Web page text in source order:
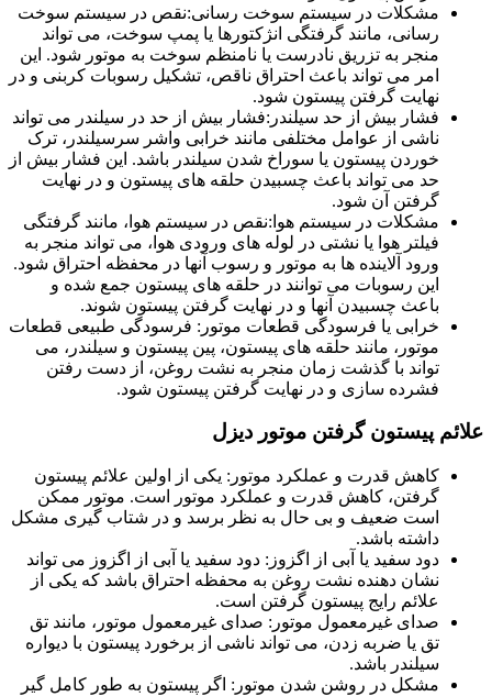
مشکلات در سیستم سوخت رسانی:نقص در سیستم سوخت
رسانی، مانند گرفتگی انژکتورها یا پمپ سوخت، می تواند
منجر به تزریق نادرست یا نامنظم سوخت به موتور شود. این
امر می تواند باعث احتراق ناقص، تشکیل رسوبات کربنی و در
نهایت گرفتن پیستون شود.
فشار بیش از حد سیلندر:فشار بیش از حد در سیلندر می تواند
ناشی از عوامل مختلفی مانند خرابی واشر سرسیلندر، ترک
خوردن پیستون یا سوراخ شدن سیلندر باشد. این فشار بیش از
حد می تواند باعث چسبیدن حلقه های پیستون و در نهایت
گرفتن آن شود.
مشکلات در سیستم هوا:نقص در سیستم هوا، مانند گرفتگی
فیلتر هوا یا نشتی در لوله های ورودی هوا، می تواند منجر به
ورود آلاینده ها به موتور و رسوب آنها در محفظه احتراق شود.
این رسوبات می توانند در حلقه های پیستون جمع شده و
باعث چسبیدن آنها و در نهایت گرفتن پیستون شوند.
خرابی یا فرسودگی قطعات موتور: فرسودگی طبیعی قطعات
موتور، مانند حلقه های پیستون، پین پیستون و سیلندر، می
تواند با گذشت زمان منجر به نشت روغن، از دست رفتن
فشرده سازی و در نهایت گرفتن پیستون شود.
علائم پیستون گرفتن موتور دیزل
کاهش قدرت و عملکرد موتور: یکی از اولین علائم پیستون
گرفتن، کاهش قدرت و عملکرد موتور است. موتور ممکن
است ضعیف و بی حال به نظر برسد و در شتاب گیری مشکل
داشته باشد.
دود سفید یا آبی از اگزوز: دود سفید یا آبی از اگزوز می تواند
نشان دهنده نشت روغن به محفظه احتراق باشد که یکی از
علائم رایج پیستون گرفتن است.
صدای غیرمعمول موتور: صدای غیرمعمول موتور، مانند تق
تق یا ضربه زدن، می تواند ناشی از برخورد پیستون با دیواره
سیلندر باشد.
مشکل در روشن شدن موتور: اگر پیستون به طور کامل گیر